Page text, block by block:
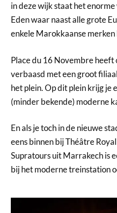
in deze wijk staat het
Eden waar naast alle grote
enkele Marokkaanse
Place du 16 Novembre heeft
verbaasd met een groot
het plein. Op dit plein krijg je
(minder bekende) moderne
En als je toch in de nieuwe
eens binnen bij Théâtre
Supratours uit Marrakech is
bij het moderne treinstation